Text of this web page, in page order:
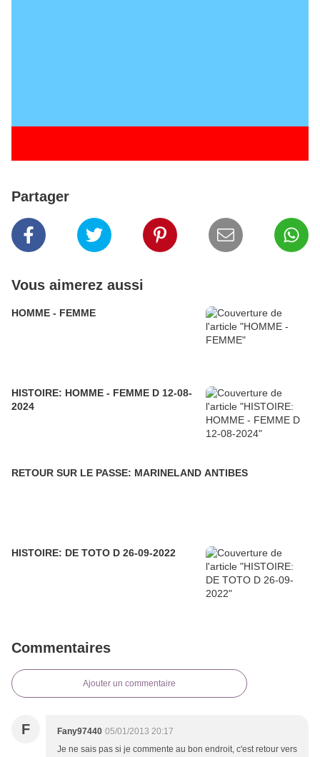
Partager
Vous aimerez aussi
HOMME - FEMME
HISTOIRE: HOMME - FEMME D 12-08-
2024
RETOUR SUR LE PASSE: MARINELAND ANTIBES
HISTOIRE: DE TOTO D 26-09-2022
Commentaires
Ajouter un commentaire
F Fany97440 05/01/2013 20:17
Je ne sais pas si je commente au bon endroit, c'est retour vers